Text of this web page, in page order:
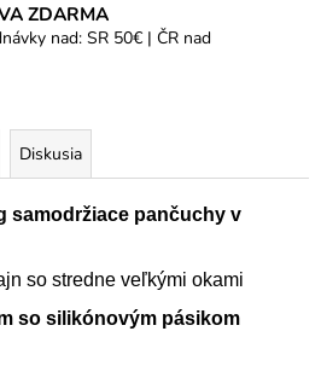
ZDARMA
nad: SR 50€ | ČR nad
Diskusia
samodržiace pančuchy v
so stredne veľkými okami
so silikónovým pásikom